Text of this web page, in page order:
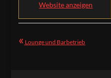
Website anzeigen
« Lounge und Barbetrieb